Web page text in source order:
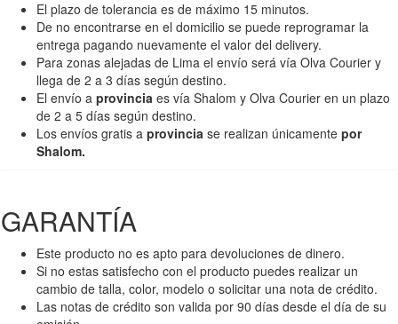
El plazo de tolerancia es de máximo 15 minutos.
De no encontrarse en el domicilio se puede reprogramar la
entrega pagando nuevamente el valor del delivery.
Para zonas alejadas de Lima el envío será vía Olva Courier y
llega de 2 a 3 días según destino.
El envío a provincia es vía Shalom y Olva Courier en un plazo
de 2 a 5 días según destino.
Los envíos gratis a provincia se realizan únicamente por
Shalom.
GARANTÍA
Este producto no es apto para devoluciones de dinero.
Si no estas satisfecho con el producto puedes realizar un
cambio de talla, color, modelo o solicitar una nota de crédito.
Las notas de crédito son valida por 90 días desde el día de su